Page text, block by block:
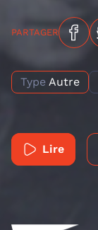
PARTAGER
Type Autre
Lire